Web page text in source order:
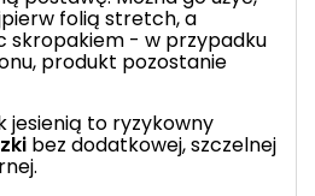
folią stretch, a
skropakiem - w przypadku
produkt pozostanie
jesienią to ryzykowny
bez dodatkowej, szczelnej